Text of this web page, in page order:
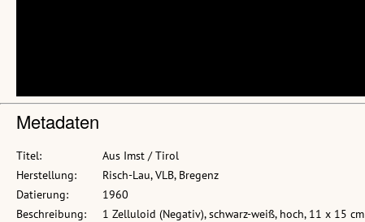
Metadaten
Titel:
Aus Imst / Tirol
Herstellung:
Risch-Lau, VLB, Bregenz
Datierung:
1960
Beschreibung:
1 Zelluloid (Negativ), schwarz-weiß, hoch, 11 x 15 cm